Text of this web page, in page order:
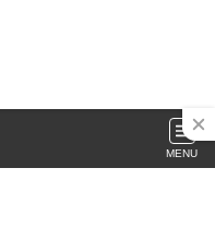
MENU